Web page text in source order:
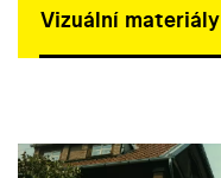
Vizuální materiály